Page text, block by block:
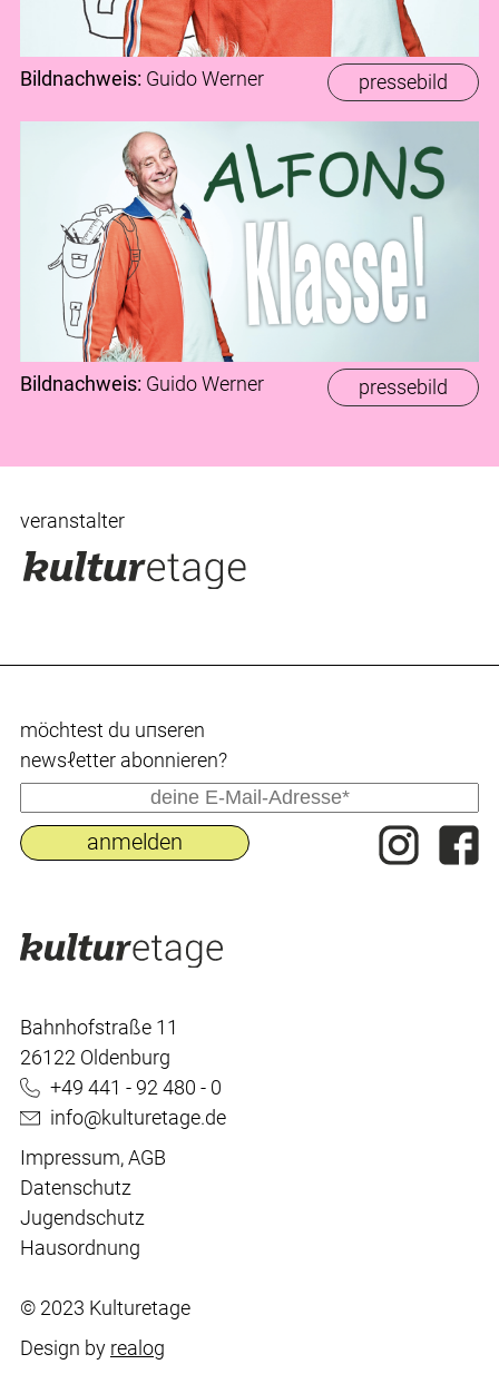
pressebild
Bildnachweis: Guido Werner
pressebild
Bildnachweis: Guido Werner
veranstalter
Bahnhofstraße 11
26122 Oldenburg
+49 441 - 92 480 - 0
info@kulturetage.de
Impressum,AGB
Datenschutz
Jugendschutz
Hausordnung
© 2023 Kulturetage
Design by realog
möchtest du uпseren
newsℓetter abonnieren?